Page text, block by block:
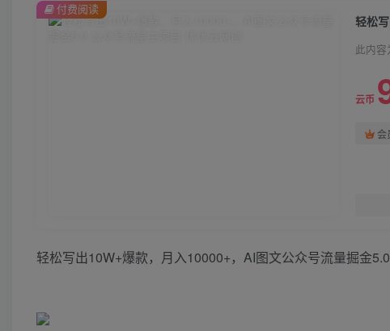
轻松
此内容
云币
会
付费阅读
轻松写出10W+爆款，月入10000+，AI图文公众号流量掘金